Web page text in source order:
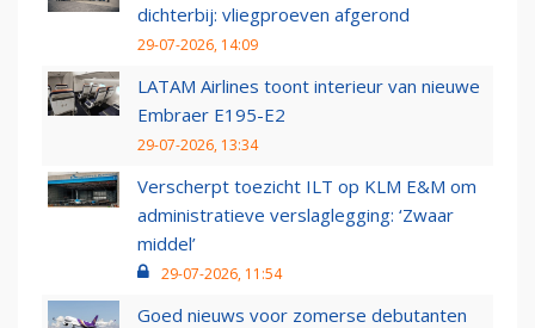
dichterbij: vliegproeven afgerond
29-07-2026, 14:09
LATAM Airlines toont interieur van nieuwe
Embraer E195-E2
29-07-2026, 13:34
Verscherpt toezicht ILT op KLM E&M om
administratieve verslaglegging: ‘Zwaar
middel’
29-07-2026, 11:54
Goed nieuws voor zomerse debutanten